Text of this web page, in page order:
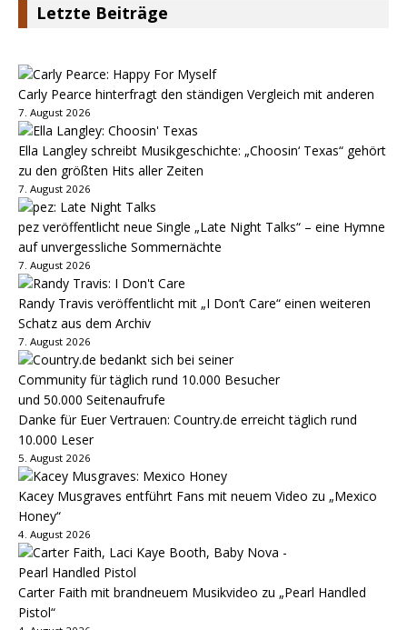
Letzte Beiträge
Carly Pearce hinterfragt den ständigen Vergleich mit anderen
7. August 2026
Ella Langley schreibt Musikgeschichte: „Choosin‘ Texas“ gehört
zu den größten Hits aller Zeiten
7. August 2026
pez veröffentlicht neue Single „Late Night Talks“ – eine Hymne
auf unvergessliche Sommernächte
7. August 2026
Randy Travis veröffentlicht mit „I Don’t Care“ einen weiteren
Schatz aus dem Archiv
7. August 2026
Danke für Euer Vertrauen: Country.de erreicht täglich rund
10.000 Leser
5. August 2026
Kacey Musgraves entführt Fans mit neuem Video zu „Mexico
Honey“
4. August 2026
Carter Faith mit brandneuem Musikvideo zu „Pearl Handled
Pistol“